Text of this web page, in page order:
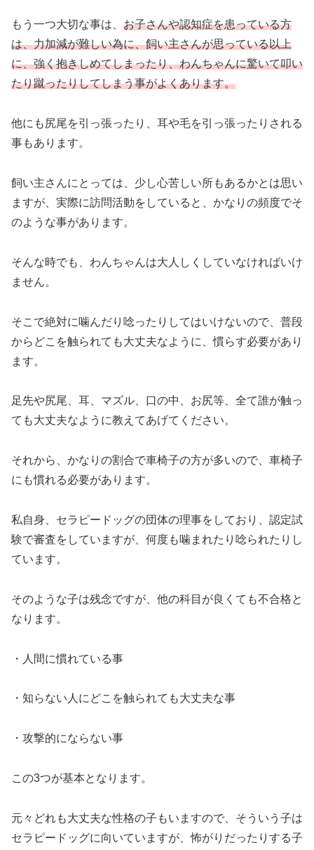
もう一つ大切な事は、 お子さんや認知症を患っている方
は、力加減が難しい為に、飼い主さんが思っている以上
に、強く抱きしめてしまったり、わんちゃんに驚いて叩い
たり蹴ったりしてしまう事がよくあります。
他にも尻尾を引っ張ったり、耳や毛を引っ張ったりされる
事もあります。
飼い主さんにとっては、少し心苦しい所もあるかとは思い
ますが、実際に訪問活動をしていると、かなりの頻度でそ
のような事があります。
そんな時でも、わんちゃんは大人しくしていなければいけ
ません。
そこで絶対に噛んだり唸ったりしてはいけないので、普段
からどこを触られても大丈夫なように、慣らす必要があり
ます。
足先や尻尾、耳、マズル、口の中、お尻等、全て誰が触っ
ても大丈夫なように教えてあげてください。
それから、かなりの割合で車椅子の方が多いので、車椅子
にも慣れる必要があります。
私自身、セラピードッグの団体の理事をしており、認定試
験で審査をしていますが、何度も噛まれたり唸られたりし
ています。
そのような子は残念ですが、他の科目が良くても不合格と
なります。
・人間に慣れている事
・知らない人にどこを触られても大丈夫な事
・攻撃的にならない事
この3つが基本となります。
元々どれも大丈夫な性格の子もいますので、そういう子は
セラピードッグに向いていますが、怖がりだったりする子